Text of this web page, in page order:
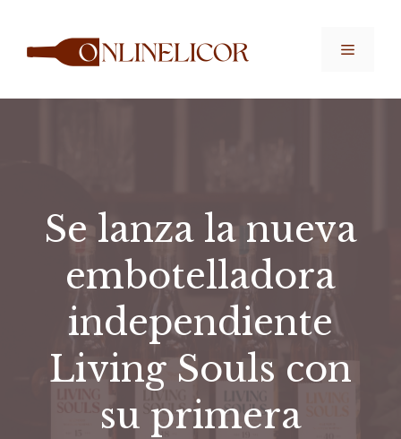
contenido
Menú
Se lanza la nueva
embotelladora
independiente
Living Souls con
su primera